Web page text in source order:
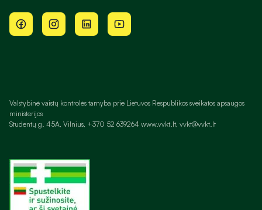
Valstybinė vaistų kontrolės tarnyba prie Lietuvos Respublikos sveikatos apsaugos
ministerijos
Studentų g. 45A, Vilnius, +370 52 639264 www.vvkt.lt, vvkt@vvkt.lt